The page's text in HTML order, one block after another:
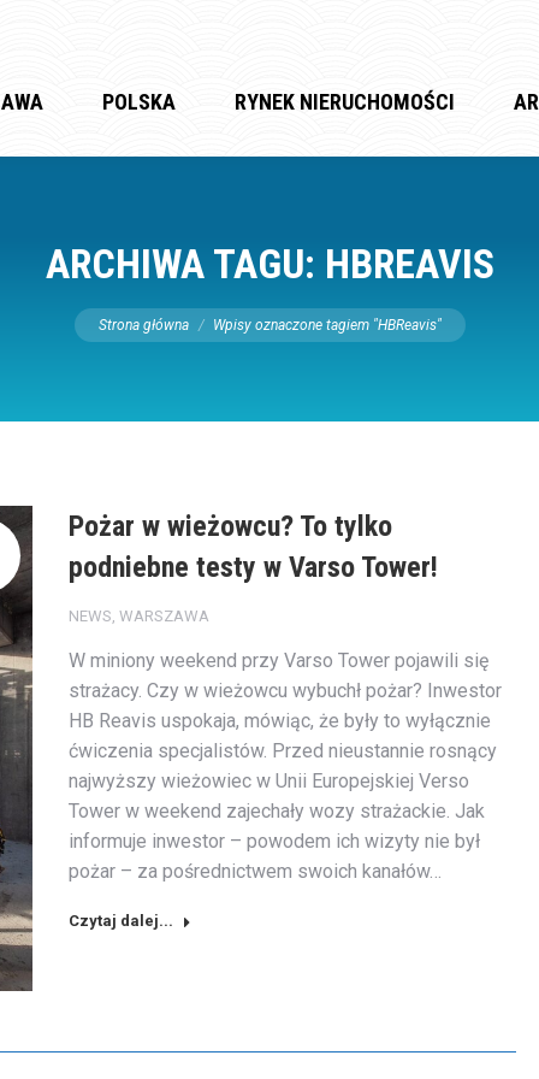
POLSKA RYNEK NIERUCHOMOŚCI
ARCHIWA TAGU: HBREAVIS
Jesteś tutaj:
Strona główna Wpisy oznaczone tagiem "HBReavis"
Pożar w wieżowcu? To tylko
podniebne testy w Varso Tower!
NEWS, WARSZAWA
W miniony weekend przy Varso Tower pojawili się
strażacy. Czy w wieżowcu wybuchł pożar? Inwestor
HB Reavis uspokaja, mówiąc, że były to wyłącznie
ćwiczenia specjalistów. Przed nieustannie rosnący
najwyższy wieżowiec w Unii Europejskiej Verso
Tower w weekend zajechały wozy strażackie. Jak
informuje inwestor – powodem ich wizyty nie był
pożar – za pośrednictwem swoich kanałów…
Czytaj dalej...